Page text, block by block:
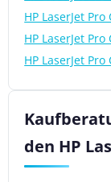
HP LaserJet Pro
HP LaserJet Pro
HP LaserJet Pro
den HP